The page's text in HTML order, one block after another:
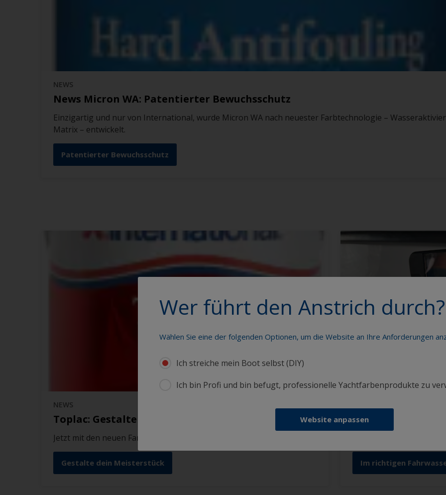
NEWS
News Micron WA: Patentierter Bewuchsschutz
Einzigartig und nur von International, wurde Micron WA nach neuester Farbtechnologie –
Matrix – entwickelt.
Patentierter Bewuchsschutz
NEWS
Toplac: Gestalte dein Meisterstück
Jetzt mit den neuen Farbtönen Woodward Green und Platinum
Gestalte dein Meisterstück
Im richtigen
Im richtigen
Wer führt den Anstrich durch?
Wählen Sie eine der folgenden Optionen, um die Website an Ihre Anforderungen
Ich streiche mein Boot selbst (DIY)
Ich bin Profi und bin befugt, professionelle Yachtfarbenprodukte zu
Website anpassen